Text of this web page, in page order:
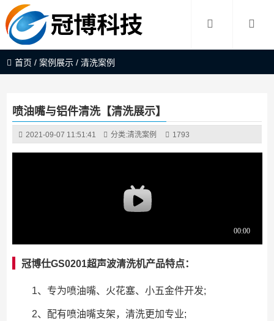
首页 /案例展示 /清洗案例
喷油嘴与铝件清洗【清洗展示】
2021-09-07 11:51:41 分类:清洗案例 1793
冠博仕GS0201超声波清洗机产品特点：
1、专为喷油嘴、火花塞、小五金件开发;
2、配有喷油嘴支架，清洗更加专业;